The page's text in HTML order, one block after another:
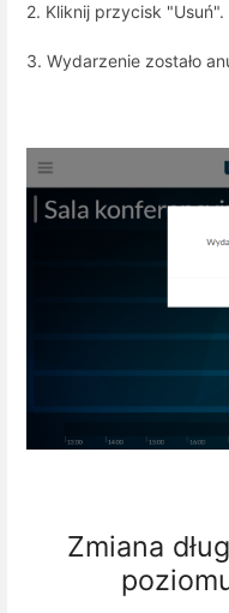
2. Kliknij przycisk "Usuń".
3. Wydarzenie zostało
Zmiana